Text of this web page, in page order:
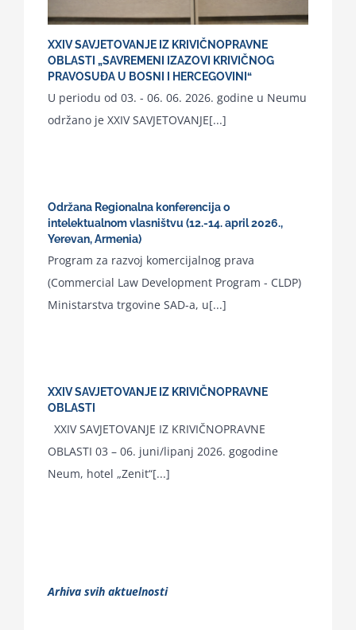
XXIV SAVJETOVANJE IZ KRIVIČNOPRAVNE
OBLASTI „SAVREMENI IZAZOVI KRIVIČNOG
PRAVOSUĐA U BOSNI I HERCEGOVINI“
U periodu od 03. - 06. 06. 2026. godine u Neumu
održano je XXIV SAVJETOVANJE[...]
Održana Regionalna konferencija o
intelektualnom vlasništvu (12.-14. april 2026.,
Yerevan, Armenia)
Program za razvoj komercijalnog prava
(Commercial Law Development Program - CLDP)
Ministarstva trgovine SAD-a, u[...]
XXIV SAVJETOVANJE IZ KRIVIČNOPRAVNE
OBLASTI
XXIV SAVJETOVANJE IZ KRIVIČNOPRAVNE
OBLASTI 03 – 06. juni/lipanj 2026. gogodine
Neum, hotel „Zenit“[...]
Arhiva svih aktuelnosti